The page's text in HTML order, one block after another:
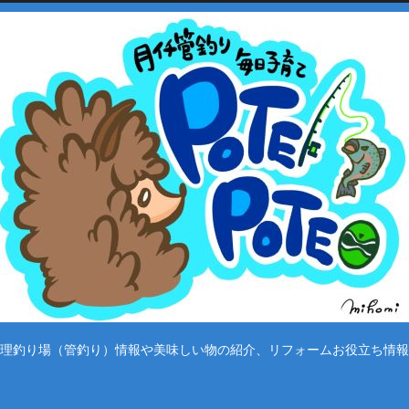
釣り場（管釣り）情報や美味しい物の紹介、リフォームお役立ち情